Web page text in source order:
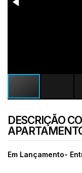
DESCRIÇÃO
Em Lançamento-